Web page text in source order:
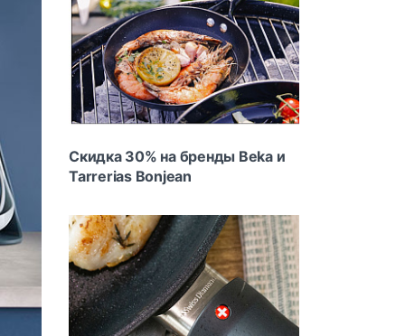
Скидка 30% на бренды Beka и
Tarrerias Bonjean